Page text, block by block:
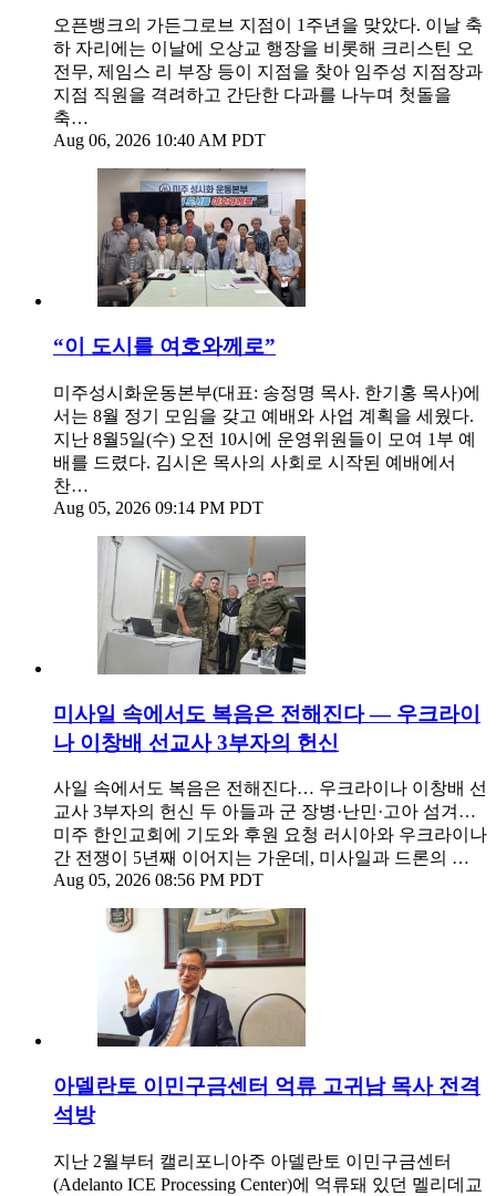
오픈뱅크의 가든그로브 지점이 1주년을 맞았다. 이날 축
하 자리에는 이날에 오상교 행장을 비롯해 크리스틴 오
전무, 제임스 리 부장 등이 지점을 찾아 임주성 지점장과
지점 직원을 격려하고 간단한 다과를 나누며 첫돌을
축…
Aug 06, 2026 10:40 AM PDT
“이 도시를 여호와께로”
미주성시화운동본부(대표: 송정명 목사. 한기홍 목사)에
서는 8월 정기 모임을 갖고 예배와 사업 계획을 세웠다.
지난 8월5일(수) 오전 10시에 운영위원들이 모여 1부 예
배를 드렸다. 김시온 목사의 사회로 시작된 예배에서
찬…
Aug 05, 2026 09:14 PM PDT
미사일 속에서도 복음은 전해진다 — 우크라이
나 이창배 선교사 3부자의 헌신
사일 속에서도 복음은 전해진다… 우크라이나 이창배 선
교사 3부자의 헌신 두 아들과 군 장병·난민·고아 섬겨…
미주 한인교회에 기도와 후원 요청 러시아와 우크라이나
간 전쟁이 5년째 이어지는 가운데, 미사일과 드론의 …
Aug 05, 2026 08:56 PM PDT
아델란토 이민구금센터 억류 고귀남 목사 전격
석방
지난 2월부터 캘리포니아주 아델란토 이민구금센터
(Adelanto ICE Processing Center)에 억류돼 있던 멜리데교